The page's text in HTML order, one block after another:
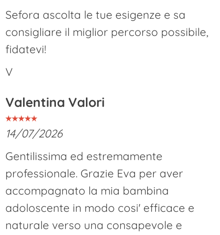
Sefora ascolta le tue esigenze e sa
consigliare il miglior percorso possibile,
fidatevi!
V
Valentina Valori
14/07/2026
Gentilissima ed estremamente
professionale. Grazie Eva per aver
accompagnato la mia bambina
adoloscente in modo cosi' efficace e
naturale verso una consapevole e